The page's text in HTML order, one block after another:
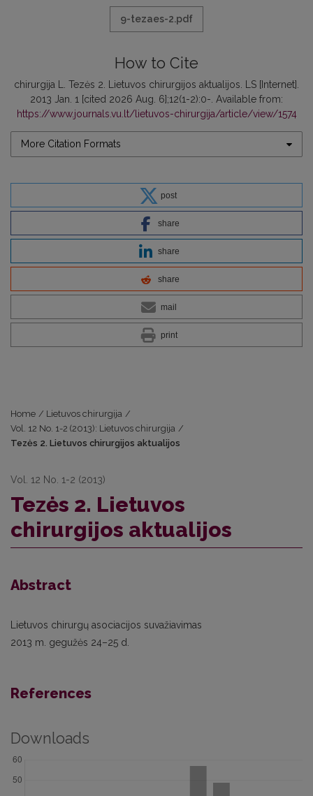
9-tezaes-2.pdf
How to Cite
chirurgija L. Tezės 2. Lietuvos chirurgijos aktualijos. LS [Internet].
2013 Jan. 1 [cited 2026 Aug. 6];12(1-2):0-. Available from:
https://www.journals.vu.lt/lietuvos-chirurgija/article/view/1574
More Citation Formats
post
share
share
share
mail
print
Home / Lietuvos chirurgija /
Vol. 12 No. 1-2 (2013): Lietuvos chirurgija /
Tezės 2. Lietuvos chirurgijos aktualijos
Vol. 12 No. 1-2 (2013)
Tezės 2. Lietuvos
chirurgijos aktualijos
Abstract
Lietuvos chirurgų asociacijos suvažiavimas
2013 m. gegužės 24–25 d.
References
Downloads